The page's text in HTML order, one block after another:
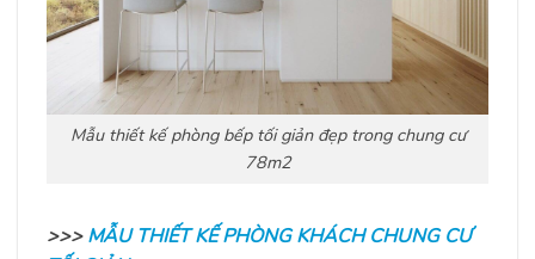
Mẫu thiết kế phòng bếp tối giản đẹp trong chung cư
78m2
>>>MẪU THIẾT KẾ PHÒNG KHÁCH CHUNG CƯ